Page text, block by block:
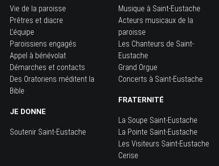
Vie de la paroisse
Prêtres et diacre
L’équipe
Paroissiens engagés
Appel à bénévolat
Démarches et contacts
Des Oratoriens méditent la
Bible
JE DONNE
Soutenir Saint-Eustache
Musique à Saint-Eustache
Acteurs musicaux de la
paroisse
Les Chanteurs de Saint-
Eustache
Grand Orgue
Concerts à Saint-Eustache
FRATERNITÉ
La Soupe Saint-Eustache
La Pointe Saint-Eustache
Les Visiteurs Saint-Eustache
Cerise